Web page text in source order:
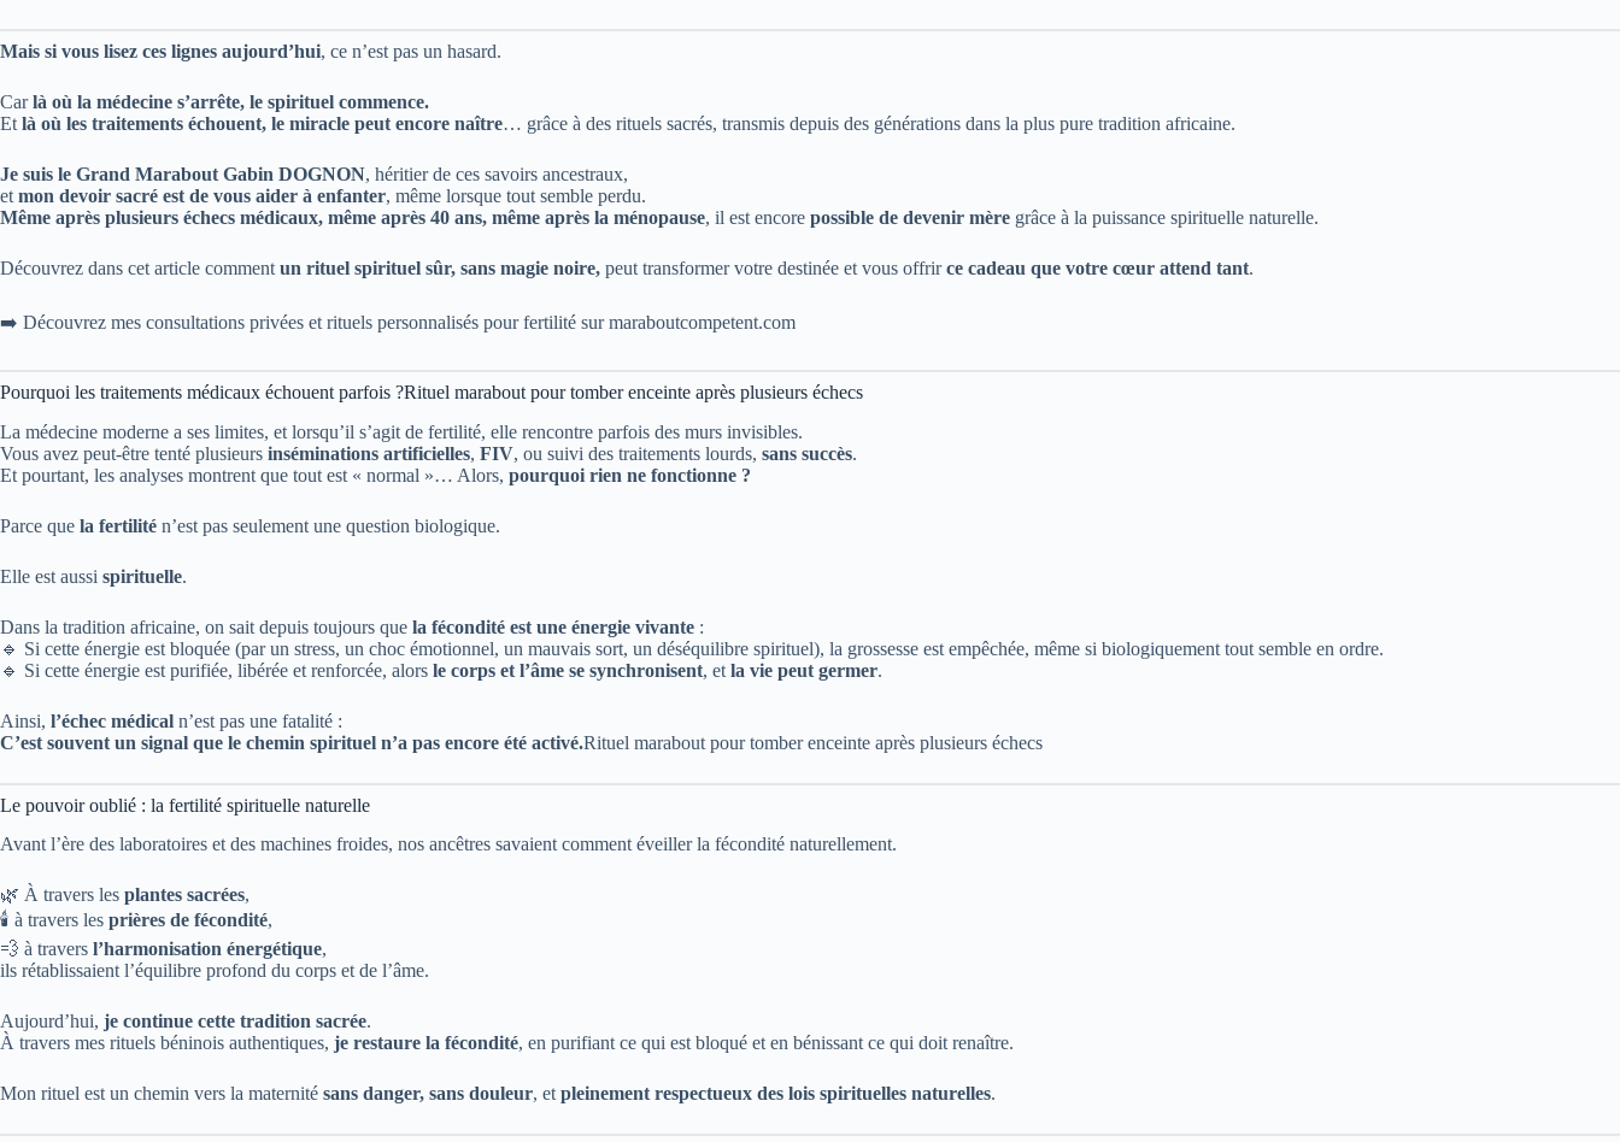
Mais si vous lisez ces lignes aujourd’hui, ce n’est pas un hasard.
Carlà où la médecine s’arrête, le spirituel commence.
Et là où les traitements échouent, le miracle peut encore naître… grâce à des rituels sacrés, transmis depuis des générations dans la plus pure tradition africaine.
Je suis le Grand Marabout Gabin DOGNON, héritier de ces savoirs ancestraux,
et mon devoir sacré est de vous aider à enfanter, même lorsque tout semble perdu.
Même après plusieurs échecs médicaux, même après 40 ans, même après la ménopause, il est encore possible de devenir mère grâce à la puissance spirituelle naturelle.
Découvrez dans cet article comment un rituel spirituel sûr, sans magie noire, peut transformer votre destinée et vous offrirce cadeau que votre cœur attend tant.
➡️ Découvrez mes consultations privées et rituels personnalisés pour fertilité surmaraboutcompetent.com
Pourquoi les traitements médicaux échouent parfois ?Rituel marabout pour tomber enceinte après plusieurs échecs
La médecine moderne a ses limites, et lorsqu’il s’agit de fertilité, elle rencontre parfois des murs invisibles.
Vous avez peut-être tenté plusieurs inséminations artificielles, FIV, ou suivi des traitements lourds, sans succès.
Et pourtant, les analyses montrent que tout est « normal »… Alors, pourquoi rien ne fonctionne ?
Parce que la fertilité n’est pas seulement une question biologique.
Elle est aussi spirituelle.
Dans la tradition africaine, on sait depuis toujours que la fécondité est une énergie vivante :
🔹 Si cette énergie est bloquée (par un stress, un choc émotionnel, un mauvais sort, un déséquilibre spirituel), la grossesse est empêchée, même si biologiquement tout semble en ordre.
🔹 Si cette énergie est purifiée, libérée et renforcée, alors le corps et l’âme se synchronisent, et la vie peut germer.
Ainsi, l’échec médical n’est pas une fatalité :
C’est souvent un signal que le chemin spirituel n’a pas encore été activé.Rituel marabout pour tomber enceinte après plusieurs échecs
Le pouvoir oublié : la fertilité spirituelle naturelle
Avant l’ère des laboratoires et des machines froides, nos ancêtres savaient comment éveiller la fécondité naturellement.
🌿 À travers les plantes sacrées,
🕯️ à travers les prières de fécondité,
💨 à travers l’harmonisation énergétique,
ils rétablissaient l’équilibre profond du corps et de l’âme.
Aujourd’hui, je continue cette tradition sacrée.
À travers mes rituels béninois authentiques, je restaure la fécondité, en purifiant ce qui est bloqué et en bénissant ce qui doit renaître.
Mon rituel est un chemin vers la maternité sans danger, sans douleur, et pleinement respectueux des lois spirituelles naturelles.